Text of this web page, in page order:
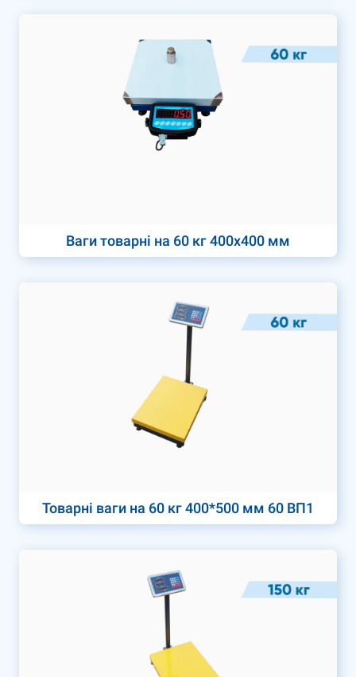
Ваги товарні на 60 кг 400х400 мм
Товарні ваги на 60 кг 400*500 мм 60 ВП1